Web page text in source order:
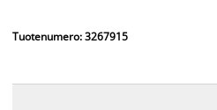
Tuotenumero: 3267915